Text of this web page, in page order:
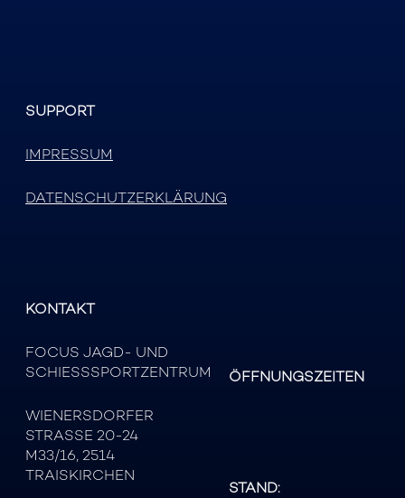
SUPPORT
IMPRESSUM
DATENSCHUTZERKLÄRUNG
KONTAKT
FOCUS JAGD- UND
SCHIESSSPORTZENTRUM
WIENERSDORFER
STRASSE 20-24
M33/16, 2514
TRAISKIRCHEN
ÖFFNUNGSZEITEN
STAND: